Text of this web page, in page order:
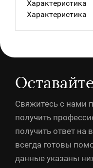
Характеристика
Характеристика
Свяжитесь с нами
получить
получить ответ
всегда готовы
данные указаны